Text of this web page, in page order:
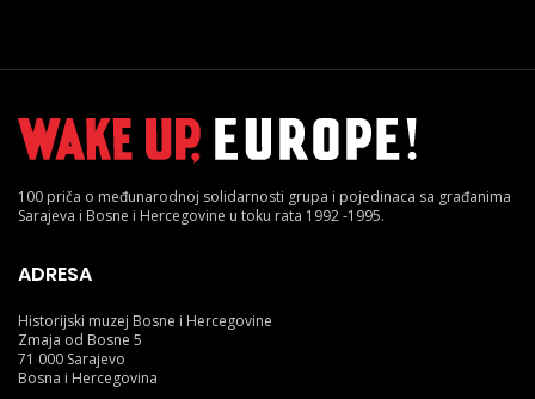
100 priča o međunarodnoj solidarnosti grupa i pojedinaca sa građanima
Sarajeva i Bosne i Hercegovine u toku rata 1992 -1995.
ADRESA
Historijski muzej Bosne i Hercegovine
Zmaja od Bosne 5
71 000 Sarajevo
Bosna i Hercegovina